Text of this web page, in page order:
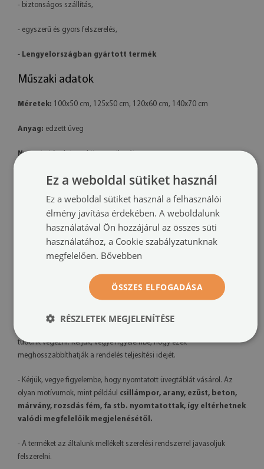
- biztonságos szállítás,
- egyszerű és gyors felszerelés,
- Lengyelországban gyártott termék
Műszaki adatok
Méretek: 100x50 cm, 125x50 cm, 120x60 cm, 140x70 cm
Anyag: edzett üveg
Nyomtatás:
téglalap alakú
Felszerelés: a termék készen áll a felszerelésre. A csomag tartalmaz
professzionális polimer ragasztót is.
További információk:
megtekintéshez használt monitor kalibrációja, a nyomtatógép és a
felhasznált tinta típusa miatt – az árnyalatok enyhe eltérése nem képez
tudunk végezni. Kérjük, vegye figyelembe, hogy ezek
meghosszabbíthatják a rendelés teljesítési idejét.
- Kérjük, vegye figyelembe, hogy nyomtatott üvegtáblát vásárol. Az
olyan motívumok, mint például csillámpor, arany, ezüst, beton,
márvány, rozsdás fém, fa stb. nyomtatottak, így eltérhetnek
valódi megfelelőik megjelenésétől.
- A terméket az általunk mellékelt szerelési rendszerrel javasoljuk
felszerelni.
Ez a weboldal sütiket használ
Ez a weboldal sütiket használ a felhasználói
élmény javítása érdekében. A weboldalunk
használatával Ön hozzájárul az összes süti
használatához, a Cookie szabályzatunknak
megfelelően. Bővebben
ÖSSZES ELFOGADÁSA
RÉSZLETEK MEGJELENÍTÉSE